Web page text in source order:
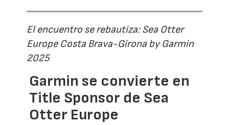
El encuentro se rebautiza: Sea Otter
Europe Costa Brava-Girona by Garmin
2025
Garmin se convierte en
Title Sponsor de Sea
Otter Europe